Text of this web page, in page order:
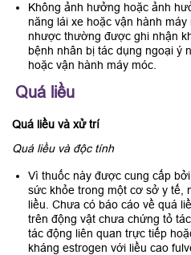
Không ảnh hưởng hoặc ảnh
năng lái xe hoặc vận hành
nhược thường được ghi nhận
bệnh nhân bị tác dụng ngoại ý
hoặc vận hành máy móc.
Quá liều
Quá liều và xử trí
Quá liều và độc tính
Vì thuốc này được cung cấp
sức khỏe trong một cơ sở y tế,
liều. Chưa có báo cáo về quá
trên động vật chưa chứng tỏ
tác động liên quan trực tiếp
kháng estrogen với liều cao